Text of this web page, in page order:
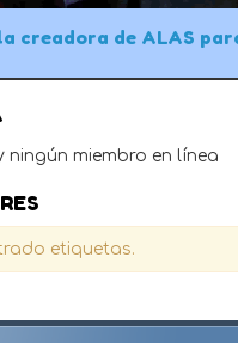
creadora de ALAS
ningún miembro en línea
etiquetas.